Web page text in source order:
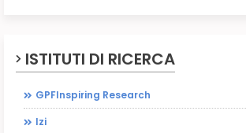
ISTITUTI DI RICERCA
GPFInspiring Research
Izi